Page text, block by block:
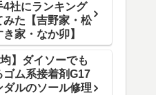
4社にランキング
みた【吉野家・松
家・なか卯】
均】ダイソーでも
ゴム系接着剤G17
ダルのソール修理